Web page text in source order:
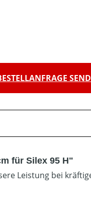
für Silex 95 H"
Leistung bei